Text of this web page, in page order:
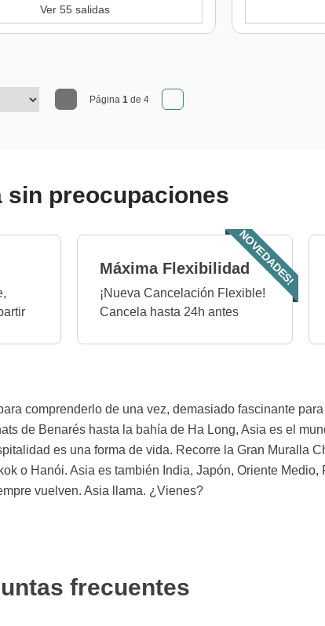
Ver 55 salidas
Página 1 de 4
sin preocupaciones
NOVEDADES!
Máxima Flexibilidad
¡Nueva Cancelación Flexible!
Cancela hasta 24h antes
comprenderlo de una vez, demasiado fascinante
de Benarés hasta la bahía de Ha Long, Asia es el
es una forma de vida. Recorre la Gran Muralla
o Hanói. Asia es también India, Japón, Oriente
vuelven. Asia llama. ¿Vienes?
frecuentes